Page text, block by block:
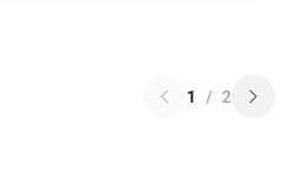
1 / 2